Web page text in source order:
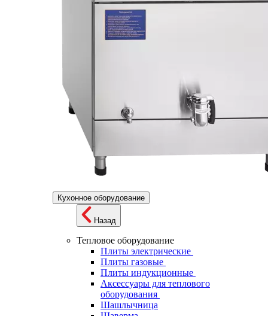
Кухонное оборудование
Назад
Тепловое оборудование
Плиты электрические
Плиты газовые
Плиты индукционные
Аксессуары для теплового
оборудования
Шашлычница